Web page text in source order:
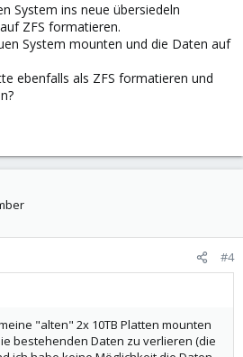
System ins neue übersiedeln
ZFS formatieren.
System mounten und die Daten auf
ebenfalls als ZFS formatieren und
#4
"alten" 2x 10TB Platten mounten
bestehenden Daten zu verlieren (die